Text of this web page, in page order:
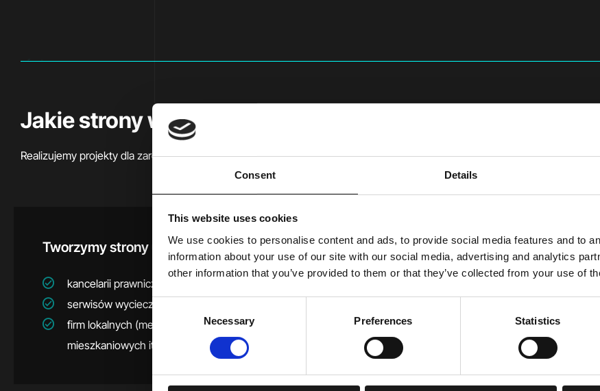
Consent Details
This website uses cookies
We use cookies to personalise content and ads, to provide social media features and to
information about your use of our site with our social media, advertising and analytics
other information that you’ve provided to them or that they’ve collected from your use of
Consent
Selection
Necessary Preferences Statistics
Jakie strony www
Realizujemy projekty dla zarówno dla mniejszych firm, średnich, jak i przedsiębiorstw, które obsługują wiele rynków i
Tworzymy strony usługowe dla m.in.:
kancelarii prawniczych,
serwisów wycieczkowych,
firm lokalnych (mechaników, salonów fryzjerskich, deweloperów
mieszkaniowych itp.).